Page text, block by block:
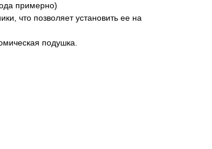
примерно)
что позволяет установить ее на
подушка.